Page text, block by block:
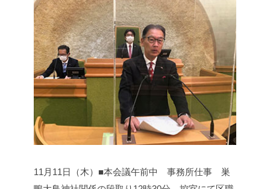
11月11日（木）■本会議午前中 事務所仕事 巣